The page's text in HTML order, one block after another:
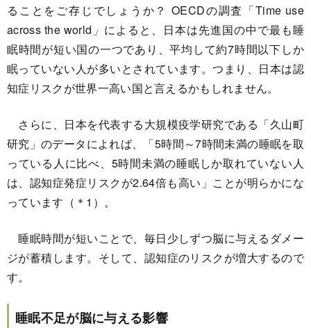
ることをご存じでしょうか？ OECDの調査「Time use
across the world 」 によると、日本は先進国の中で最も睡
眠時間が短い国の一つであり、平均して約7時間以下しか
眠っていない人が多いとされています。つまり、日本は認
知症リスクが世界一高い国と言えるかもしれません。
さらに、日本を代表する大規模疫学研究である「久山町
研究」のデータによれば、「5時間～7時間未満の睡眠を取
っている人に比べ、5時間未満の睡眠しか取れていない人
は、認知症発症リスクが2.64倍も高い」ことが明らかにな
っています（＊1）。
睡眠時間が短いことで、毎日少しずつ脳に与えるダメー
ジが蓄積します。そして、認知症のリスクが増大するので
す。
睡眠不足が脳に与える影響